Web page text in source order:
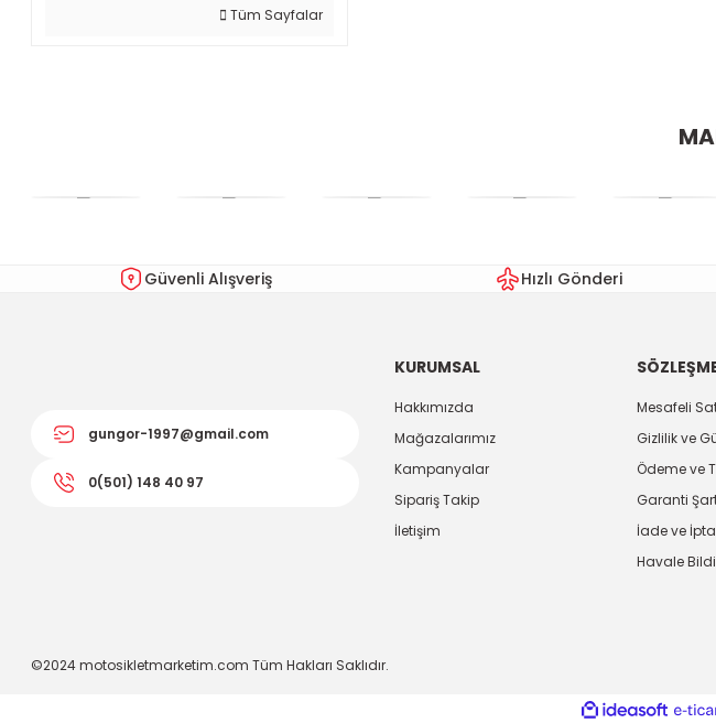
Tüm Sayfalar
Güvenli Alışveriş Hızlı Gönderi
gungor-1997@gmail.com
0(501) 148 40 97
KURUMSAL
Hakkımızda
Mağazalarımız
Kampanyalar
Sipariş Takip
İletişim
Mesafeli
Gizlilik ve
Ödeme ve
Garanti
İade ve
Havale
©2024 motosikletmarketim.com Tüm Hakları Saklıdır.
ideasoft